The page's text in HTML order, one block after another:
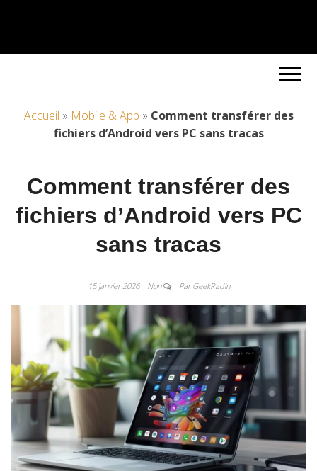
Accueil » Mobile & App » Comment transférer des
fichiers d’Android vers PC sans tracas
Comment transférer des
fichiers d’Android vers PC
sans tracas
15 janvier 2026 Non Par GeekRadin